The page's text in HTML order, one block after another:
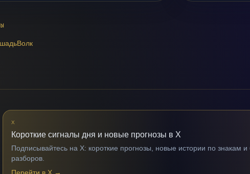
Волк
X
Короткие сигналы дня и новые прогнозы в X
Подписывайтесь на X: короткие прогнозы, новые истории по знакам
разборов.